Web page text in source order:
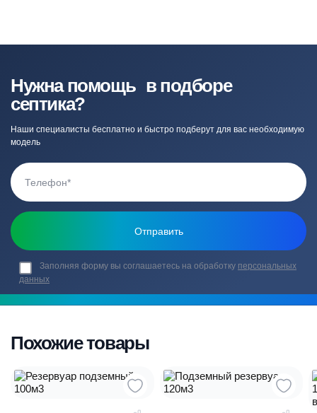
Нужна помощь в подборе
септика?
Наши специалисты бесплатно и быстро подберут для вас необходимую
модель
Заполняя форму вы соглашаетесь на обработку персональных
данных
Похожие товары